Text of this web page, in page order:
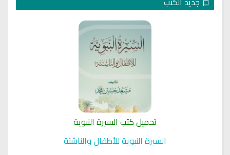
تحميل كتب السيرة النبوية
السيرة النبوية للأطفال والناشئة